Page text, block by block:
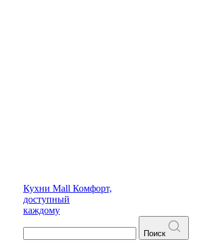
Кухни Mall Комфорт,
доступный
каждому
Поиск